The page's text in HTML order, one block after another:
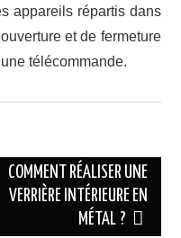
appareils répartis dans
et de fermeture
télécommande.
COMMENT RÉALISER UNE
VERRIÈRE INTÉRIEURE EN
MÉTAL ?